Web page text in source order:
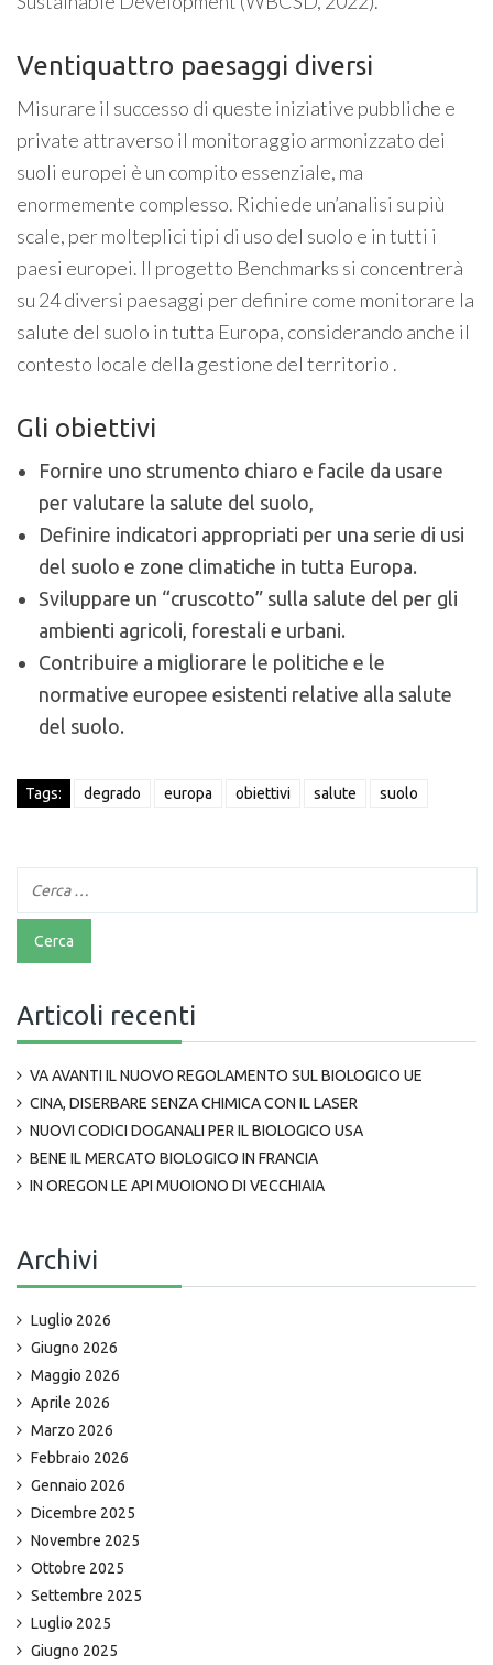
Ventiquattro paesaggi diversi
Misurare il successo di queste iniziative pubbliche e
private attraverso il monitoraggio armonizzato dei
suoli europei è un compito essenziale, ma
enormemente complesso. Richiede un’analisi su più
scale, per molteplici tipi di uso del suolo e in tutti i
paesi europei. Il progetto Benchmarks si concentrerà
su 24 diversi paesaggi per definire come monitorare la
salute del suolo in tutta Europa, considerando anche il
contesto locale della gestione del territorio .
Gli obiettivi
Fornire uno strumento chiaro e facile da usare
per valutare la salute del suolo,
Definire indicatori appropriati per una serie di usi
del suolo e zone climatiche in tutta Europa.
Sviluppare un “cruscotto” sulla salute del per gli
ambienti agricoli, forestali e urbani.
Contribuire a migliorare le politiche e le
normative europee esistenti relative alla salute
del suolo.
Tags: degrado europa obiettivi salute suolo
Articoli recenti
VA AVANTI IL NUOVO REGOLAMENTO SUL BIOLOGICO UE
CINA, DISERBARE SENZA CHIMICA CON IL LASER
NUOVI CODICI DOGANALI PER IL BIOLOGICO USA
BENE IL MERCATO BIOLOGICO IN FRANCIA
IN OREGON LE API MUOIONO DI VECCHIAIA
Archivi
Luglio 2026
Giugno 2026
Maggio 2026
Aprile 2026
Marzo 2026
Febbraio 2026
Gennaio 2026
Dicembre 2025
Novembre 2025
Ottobre 2025
Settembre 2025
Luglio 2025
Giugno 2025